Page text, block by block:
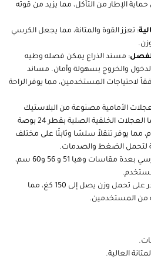
الإطار من التآكل، مما يزيد من قوته
: تعزز القوة والمتانة، مما يجعل الكرسي
: مسند الذراع يمكن فصله وطيه
والخروج بسهولة وأمان. مساند
لاحتياجات المستخدمين، مما يوفر الراحة
الأمامية مصنوعة من البلاستيك
القوي بمساحة 50×200 مم، بينما العجلات الخلفية الصلبة بقطر 24 بوصة
مما يوفر تنقلاً سلسًا وثابتًا على مختلف
الضغط والصدمات.
:يتوفر عرض الكرسي بعدة مقاسات وهيا 51 و 56 و60 سم،
: الكرسي قادر على تحمل وزن يصل إلى 150 كغ، مما
من المستخدمين.
العالية.